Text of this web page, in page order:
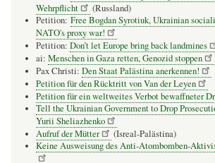
Wehrpflicht
(Russland)
Petition: Free Bogdan Syrotiuk, Ukrainian
NATO's proxy war!
Petition: Don’t let Europe bring back landmines
ai: Menschen in Gaza retten, Genozid stoppen
Pax Christi: Den Staat Palästina anerkennen!
Petition für den Rücktritt von Van der Leyen
Petition für ein weltweites Verbot bewaffneter
Tell the Ukrainian Government to Drop
Yurii Sheliazhenko
Aufruf der Mütter
(Isreal-Palästina)
Keine Ausweisung des Anti-Atombomben-